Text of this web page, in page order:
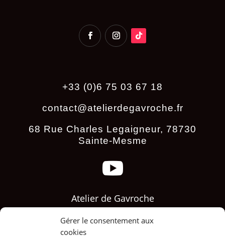
Gérer le consentement aux
cookies
+33 (0)6 75 03 67 18
contact@atelierdegavroche.fr
68 Rue Charles Legaigneur, 78730
Sainte-Mesme

Atelier de Gavroche